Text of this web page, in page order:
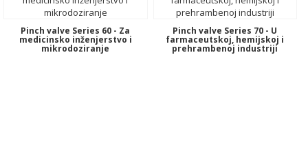
Pinch valve Series 60 - Za
medicinsko inženjerstvo i
mikrodoziranje
Pinch valve Series 70 - U
farmaceutskoj, hemijskoj i
prehrambenoj industriji